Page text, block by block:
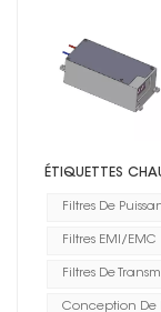
ÉTIQUETTES
Filtres De
Filtres EMI/EMC
Filtres De
Conception De